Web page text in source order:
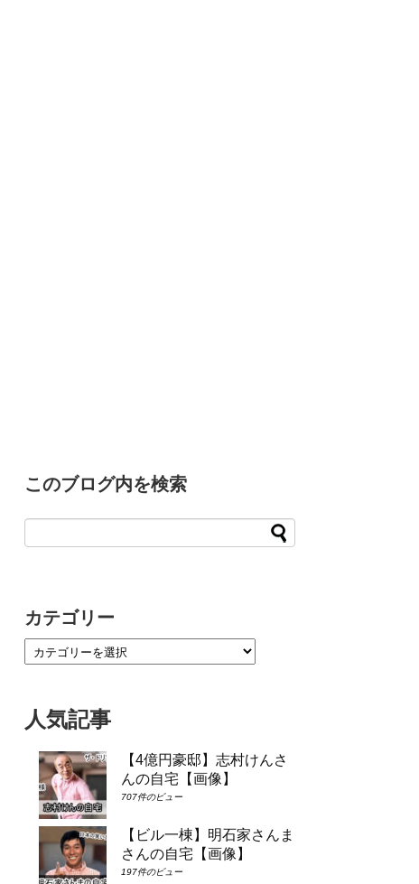
このブログ内を検索
カテゴリー
人気記事
【4億円豪邸】志村けんさ
んの自宅【画像】
707件のビュー
【ビル一棟】明石家さんま
さんの自宅【画像】
197件のビュー